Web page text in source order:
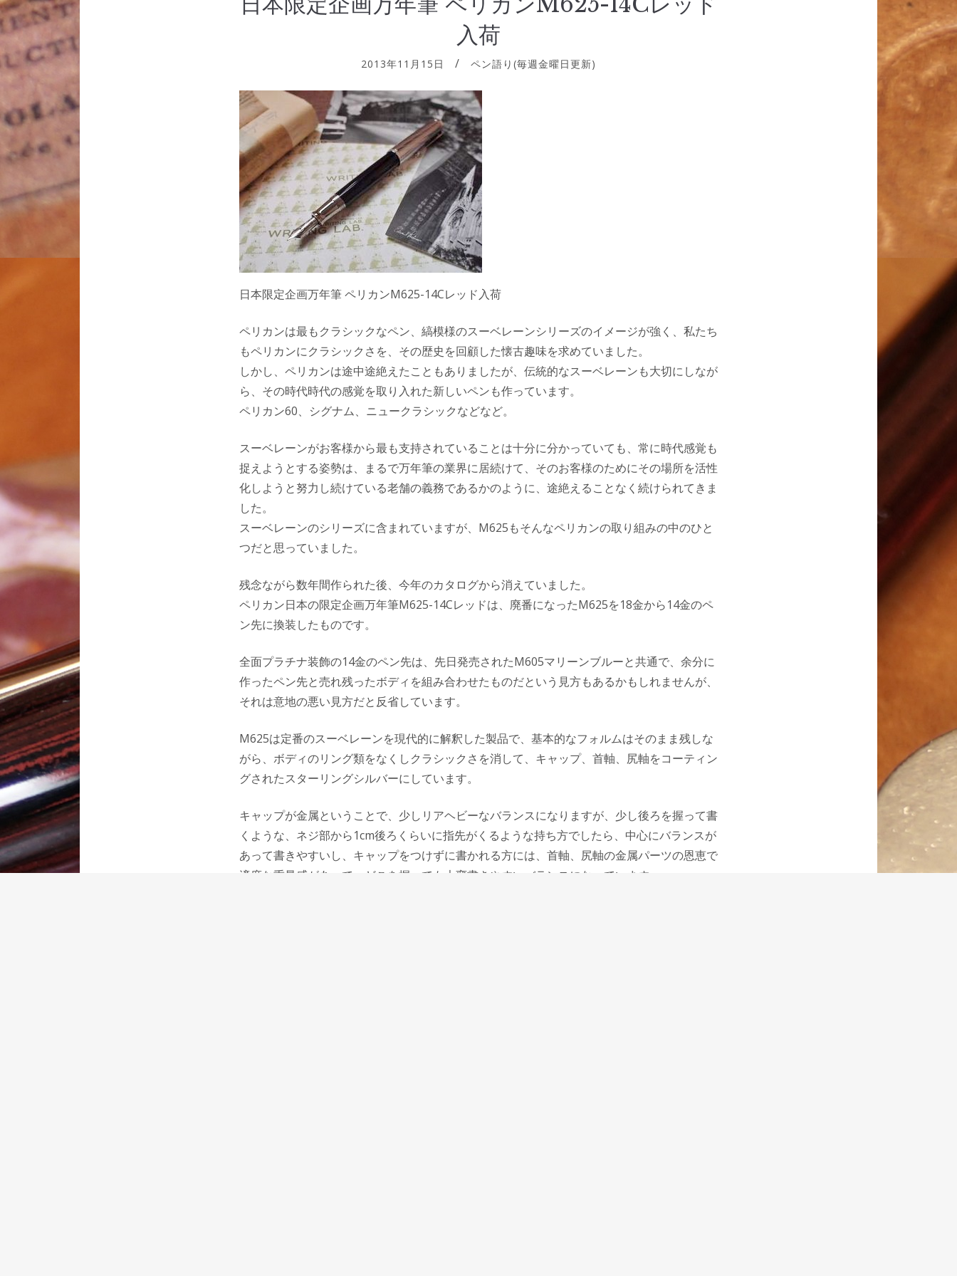
入荷
2013年11月15日 ペン語り(毎週金曜日更新)
日本限定企画万年筆 ペリカンM625-14Cレッド入荷
ペリカンは最もクラシックなペン、縞模様のスーベレーンシリーズのイメージが強く、私たち
もペリカンにクラシックさを、その歴史を回顧した懐古趣味を求めていました。
しかし、ペリカンは途中途絶えたこともありましたが、伝統的なスーベレーンも大切にしなが
ら、その時代時代の感覚を取り入れた新しいペンも作っています。
ペリカン60、シグナム、ニュークラシックなどなど。
スーベレーンがお客様から最も支持されていることは十分に分かっていても、常に時代感覚も
捉えようとする姿勢は、まるで万年筆の業界に居続けて、そのお客様のためにその場所を活性
化しようと努力し続けている老舗の義務であるかのように、途絶えることなく続けられてきま
した。
スーベレーンのシリーズに含まれていますが、M625もそんなペリカンの取り組みの中のひと
つだと思っていました。
残念ながら数年間作られた後、今年のカタログから消えていました。
ペリカン日本の限定企画万年筆M625-14Cレッドは、廃番になったM625を18金から14金のペ
ン先に換装したものです。
全面プラチナ装飾の14金のペン先は、先日発売されたM605マリーンブルーと共通で、余分に
作ったペン先と売れ残ったボディを組み合わせたものだという見方もあるかもしれませんが、
それは意地の悪い見方だと反省しています。
M625は定番のスーベレーンを現代的に解釈した製品で、基本的なフォルムはそのまま残しな
がら、ボディのリング類をなくしクラシックさを消して、キャップ、首軸、尻軸をコーティン
グされたスターリングシルバーにしています。
キャップが金属ということで、少しリアヘビーなバランスになりますが、少し後ろを握って書
くような、ネジ部から1cm後ろくらいに指先がくるような持ち方でしたら、中心にバランスが
あって書きやすいし、キャップをつけずに書かれる方には、首軸、尻軸の金属パーツの恩恵で
適度な重量感があって、どこを握っても大変書きやすいバランスになっています。